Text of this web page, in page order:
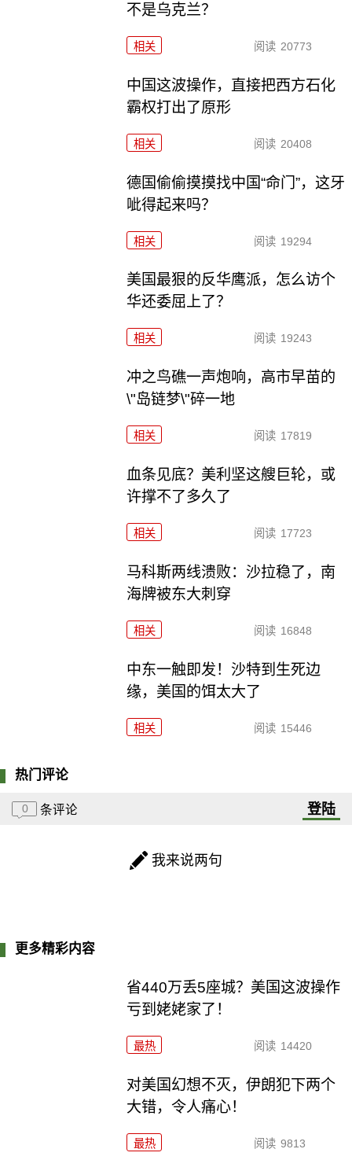
不是乌克兰？
相关 阅读 20773
中国这波操作，直接把西方石化
霸权打出了原形
相关 阅读 20408
德国偷偷摸摸找中国“命门”，这牙
呲得起来吗？
相关 阅读 19294
美国最狠的反华鹰派，怎么访个
华还委屈上了？
相关 阅读 19243
冲之鸟礁一声炮响，高市早苗的
\"岛链梦\"碎一地
相关 阅读 17819
血条见底？美利坚这艘巨轮，或
许撑不了多久了
相关 阅读 17723
马科斯两线溃败：沙拉稳了，南
海牌被东大刺穿
相关 阅读 16848
中东一触即发！沙特到生死边
缘，美国的饵太大了
相关 阅读 15446
热门评论
0 条评论 登陆
我来说两句
更多精彩内容
省440万丢5座城？美国这波操作
亏到姥姥家了！
最热 阅读 14420
对美国幻想不灭，伊朗犯下两个
大错，令人痛心！
最热 阅读 9813